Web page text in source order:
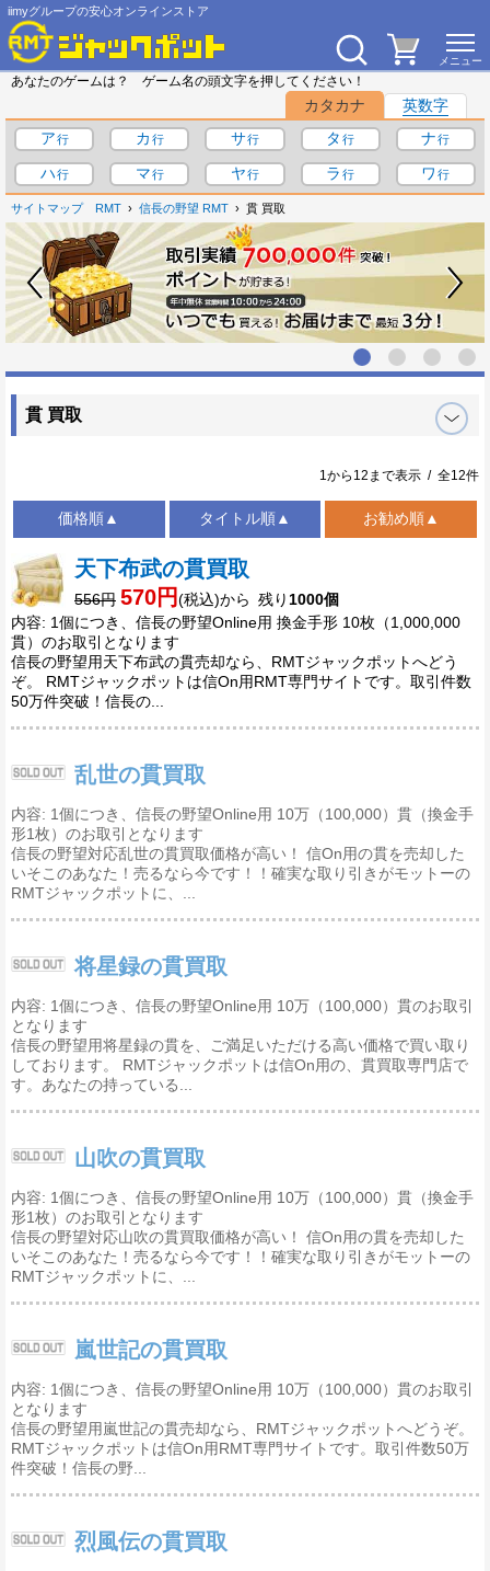
iimyグループの安心オンラインストア
あなたのゲームは？ ゲーム名の頭文字を押してください！
カタカナ
英数字
ア
カ サ タ
ナ
ハ
マ ヤ ラ ワ
サイトマップ RMT 信長の野望 RMT 貫 買取
貫 買取
1から12まで表示 / 全12件
価格順▲ タイトル順▲ お勧め順▲
天下布武の貫買取
556円 570円(税込)から 残り 1000個
内容: 1個につき、信長の野望Online用 換金手形 10枚（1,000,000
貫）のお取引となります
信長の野望用天下布武の貫売却なら、RMTジャックポットへどう
ぞ。 RMTジャックポットは信On用RMT専門サイトです。取引件数
50万件突破！信長の...
乱世の貫買取
内容: 1個につき、信長の野望Online用 10万（100,000）貫（換金手
形1枚）のお取引となります
信長の野望対応乱世の貫買取価格が高い！ 信On用の貫を売却した
いそこのあなた！売るなら今です！！確実な取り引きがモットーの
RMTジャックポットに、...
将星録の貫買取
内容: 1個につき、信長の野望Online用 10万（100,000）貫のお取引
となります
信長の野望用将星録の貫を、ご満足いただける高い価格で買い取り
しております。 RMTジャックポットは信On用の、貫買取専門店で
す。あなたの持っている...
山吹の貫買取
内容: 1個につき、信長の野望Online用 10万（100,000）貫（換金手
形1枚）のお取引となります
信長の野望対応山吹の貫買取価格が高い！ 信On用の貫を売却した
いそこのあなた！売るなら今です！！確実な取り引きがモットーの
RMTジャックポットに、...
嵐世記の貫買取
内容: 1個につき、信長の野望Online用 10万（100,000）貫のお取引
となります
信長の野望用嵐世記の貫売却なら、RMTジャックポットへどうぞ。
RMTジャックポットは信On用RMT専門サイトです。取引件数50万
件突破！信長の野...
烈風伝の貫買取